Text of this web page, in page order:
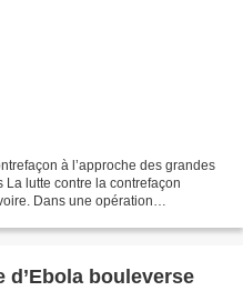
à l’approche des grandes
lutte contre la contrefaçon
Dans une opération
d’Ebola bouleverse